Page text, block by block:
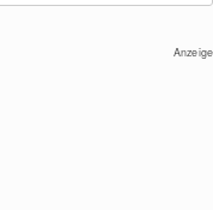
Anzeige